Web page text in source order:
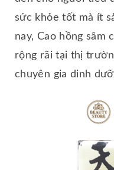
sức khỏe tốt mà ít
nay, Cao hồng sâm
rộng rãi tại thị
chuyên gia dinh